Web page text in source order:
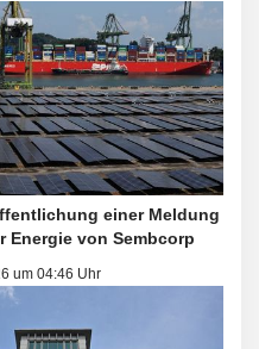
einer Meldung
Energie von Sembcorp
um 04:46 Uhr